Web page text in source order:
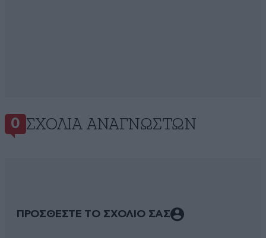
0 ΣΧΌΛΙΑ ΑΝΑΓΝΩΣΤΏΝ
ΠΡΟΣΘΕΣΤΕ ΤΟ ΣΧΟΛΙΟ ΣΑΣ